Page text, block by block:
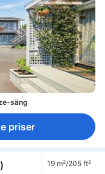
säng
priser
19 m²/205 ft²